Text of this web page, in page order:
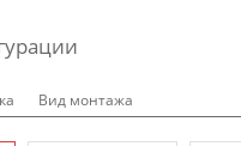
Вид монтажа